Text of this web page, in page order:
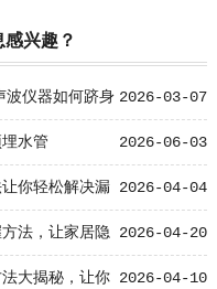
兴趣？
2026-03-07
波仪器如何跻身
2026-06-03
水管
2026-04-04
你轻松解决漏
2026-04-20
法，让家居隐
2026-04-10
大揭秘，让你